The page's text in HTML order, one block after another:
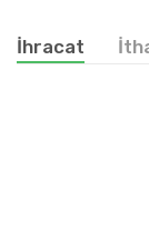
çekerken;
müşteri
maliyet
noktada,
yatırımlarını
optimize
Ölçek
birim başına
kârlılıklarını
İhracat